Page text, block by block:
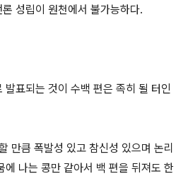
성립이 원천에서 불가능하다.
발표되는 것이 수백 편은 족히 될 터인
만큼 폭발성 있고 참신성 있으며 논리
에 나는 콩만 같아서 백 편을 뒤져도 한